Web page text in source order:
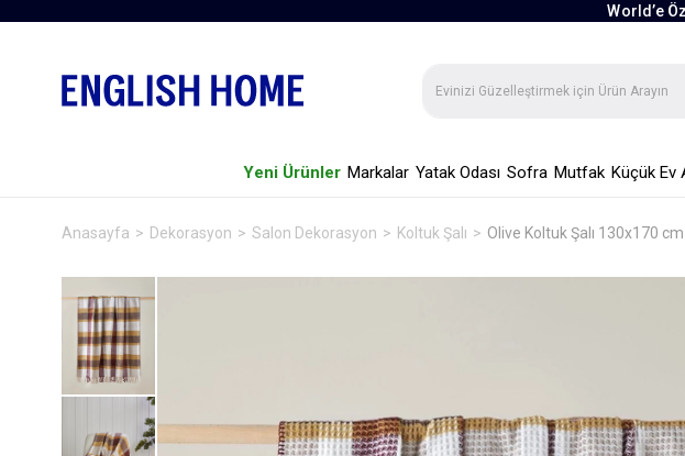
World’e
Yeni Ürünler Markalar Yatak Odası Sofra Mutfak Küçük Ev
Anasayfa Dekorasyon Salon Dekorasyon Koltuk Şalı Olive Koltuk Şalı 130x170